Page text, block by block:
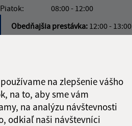
na zlepšenie vášho
na to, aby sme vám
na analýzu návštevnosti
odkiaľ naši návštevníci
Piatok:
08:00 - 12:00
Obedňajšia prestávka: 12:00 - 13:00